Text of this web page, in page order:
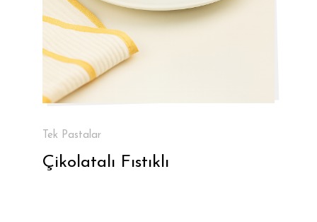
Tek Pastalar
Çikolatalı Fıstıklı